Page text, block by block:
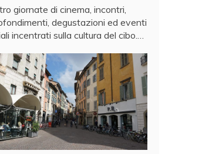
giornate di cinema, incontri,
degustazioni ed eventi
incentrati sulla cultura del cibo.…